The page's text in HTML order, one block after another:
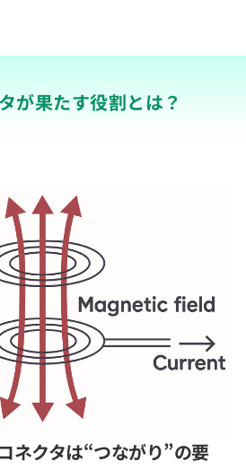
が果たす役割とは？
ネクタは“つながり”の要